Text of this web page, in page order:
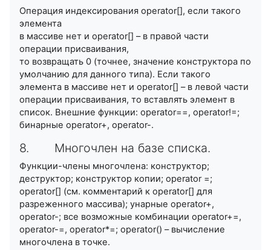
Операция индексирования operator[], если такого
элемента
в массиве нет и operator[] – в правой части
операции присваивания,
то возвращать 0 (точнее, значение конструктора по
умолчанию для данного типа). Если такого
элемента в массиве нет и operator[] – в левой части
операции присваивания, то вставлять элемент в
список. Внешние функции: operator==, operator!=;
бинарные operator+, operator-.
8. Многочлен на базе списка.
Функции-члены многочлена: конструктор;
деструктор; конструктор копии; operator =;
operator[] (см. комментарий к operator[] для
разреженного массива); унарные operator+,
operator-; все возможные комбинации operator+=,
operator-=, operator*=; operator() – вычисление
многочлена в точке.